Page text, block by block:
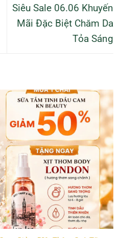
Siêu Sale 06.06 Khuyến
Mãi Đặc Biệt Chăm Da
Tỏa Sáng